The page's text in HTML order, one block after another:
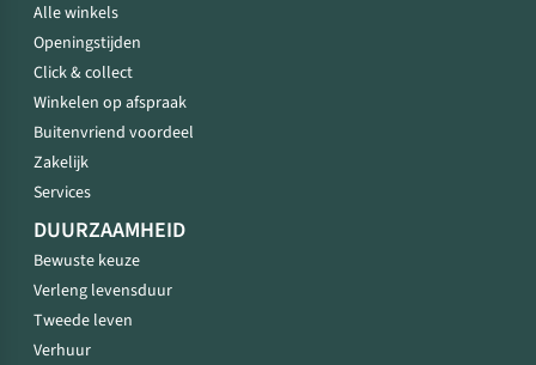
Alle winkels
Openingstijden
Click & collect
Winkelen op afspraak
Buitenvriend voordeel
Zakelijk
Services
DUURZAAMHEID
Bewuste keuze
Verleng levensduur
Tweede leven
Verhuur